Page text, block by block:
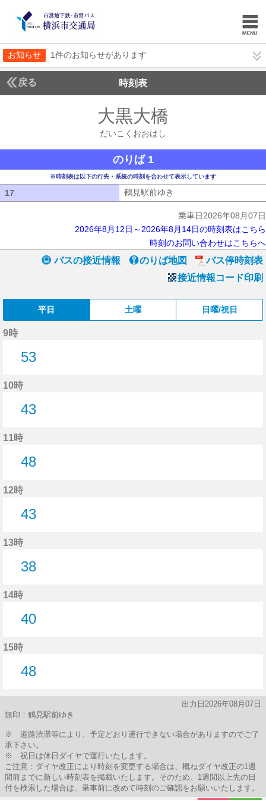
お知らせ 1件のお知らせがあります
戻る 時刻表
大黒大橋
だいこくおおはし
のりば 1
※時刻表は以下の行先・系統の時刻を合わせて表示しています
17 鶴見駅前ゆき
乗車日2026年08月07日
2026年8月12日～2026年8月14日の時刻表はこちら
時刻のお問い合わせはこちらへ
バスの接近情報 のりば地図
バス停時刻表
接近情報コード印刷
平日 土曜 日曜/祝日
9時
53
10時
43
11時
48
12時
43
13時
38
14時
40
15時
48
出力日2026年08月07日
無印：鶴見駅前ゆき
※ 道路渋滞等により、予定どおり運行できない場合がありますのでご了
承下さい。
※ 祝日は休日ダイヤで運行いたします。
ご注意：ダイヤ改正により時刻を変更する場合は、概ねダイヤ改正の1週
間前までに新しい時刻表を掲載いたします。そのため、1週間以上先の日
付を検索した場合は、乗車前に改めて時刻のご確認をお願いいたします。